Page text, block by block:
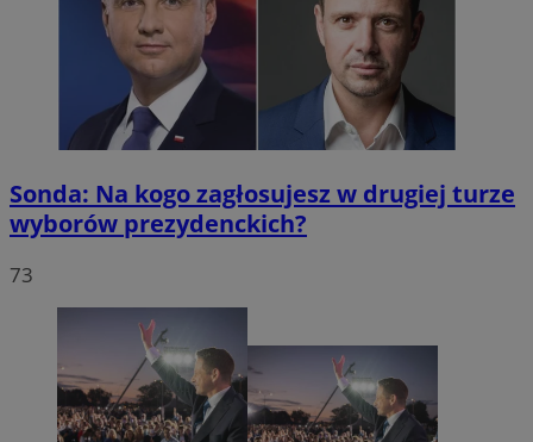
Sonda: Na kogo zagłosujesz w drugiej turze
wyborów prezydenckich?
73